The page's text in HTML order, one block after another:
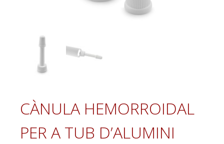
CÀNULA HEMORROIDAL
PER A TUB D’ALUMINI